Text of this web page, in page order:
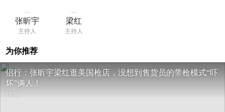
张昕宇
主持人
梁红
主持人
为你推荐
侣行：张昕宇梁红逛美国枪店，没想到售货员的带枪模式“吓
坏”俩人！
01:36